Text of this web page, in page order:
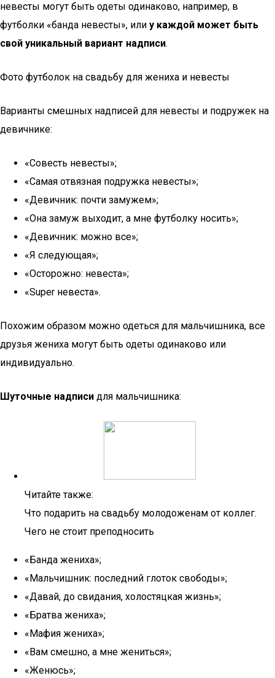
невесты могут быть одеты одинаково, например, в
футболки «банда невесты», или у каждой может быть
свой уникальный вариант надписи.
Фото футболок на свадьбу для жениха и невесты
Варианты смешных надписей для невесты и подружек на
девичнике:
«Совесть невесты»;
«Самая отвязная подружка невесты»;
«Девичник: почти замужем»;
«Она замуж выходит, а мне футболку носить»;
«Девичник: можно все»;
«Я следующая»;
«Осторожно: невеста»;
«Super невеста».
Похожим образом можно одеться для мальчишника, все
друзья жениха могут быть одеты одинаково или
индивидуально.
Шуточные надписи для мальчишника:
Читайте также:
Что подарить на свадьбу молодоженам от коллег.
Чего не стоит преподносить
«Банда жениха»;
«Мальчишник: последний глоток свободы»;
«Давай, до свидания, холостяцкая жизнь»;
«Братва жениха»;
«Мафия жениха»;
«Вам смешно, а мне жениться»;
«Женюсь»;